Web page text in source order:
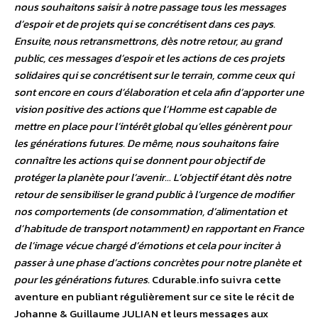
nous souhaitons saisir à notre passage tous les messages
d’espoir et de projets qui se concrétisent dans ces pays.
Ensuite, nous retransmettrons, dès notre retour, au grand
public, ces messages d’espoir et les actions de ces projets
solidaires qui se concrétisent sur le terrain, comme ceux qui
sont encore en cours d’élaboration et cela afin d’apporter une
vision positive des actions que l’Homme est capable de
mettre en place pour l’intérêt global qu’elles génèrent pour
les générations futures. De même, nous souhaitons faire
connaître les actions qui se donnent pour objectif de
protéger la planète pour l’avenir… L’objectif étant dès notre
retour de sensibiliser le grand public à l’urgence de modifier
nos comportements (de consommation, d’alimentation et
d’habitude de transport notamment) en rapportant en France
de l’image vécue chargé d’émotions et cela pour inciter à
passer à une phase d’actions concrètes pour notre planète et
pour les générations futures.Cdurable.info suivra cette
aventure en publiant régulièrement sur ce site le récit de
Johanne & Guillaume JULIAN et leurs messages aux